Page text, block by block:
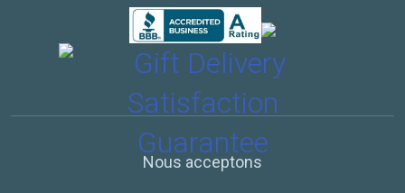
Nous acceptons